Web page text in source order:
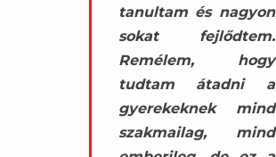
tanultam és nagyon
sokat fejlődtem.
Remélem, hogy
tudtam átadni a
gyerekeknek mind
szakmailag, mind